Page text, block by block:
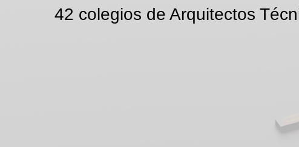
42 colegios de Arquitectos